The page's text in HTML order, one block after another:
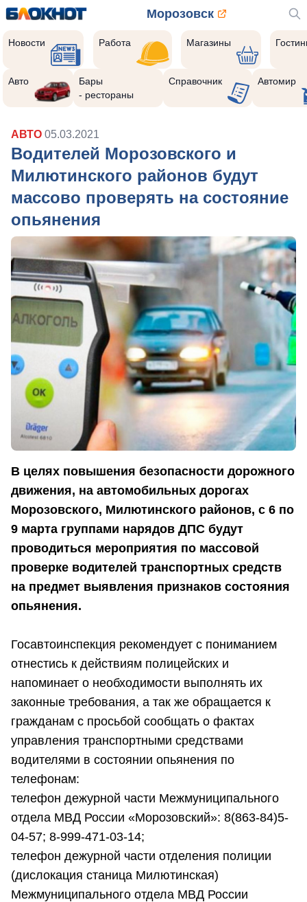
Морозовск
Новости Работа Магазины
Авто
Бары
- рестораны
Справочник Автомир
АВТО 05.03.2021
Водителей Морозовского и
Милютинского районов будут
массово проверять на состояние
опьянения
В целях повышения безопасности дорожного
движения, на автомобильных дорогах
Морозовского, Милютинского районов, с 6 по
9 марта группами нарядов ДПС будут
проводиться мероприятия по массовой
проверке водителей транспортных средств
на предмет выявления признаков состояния
опьянения.
Госавтоинспекция рекомендует с пониманием
отнестись к действиям полицейских и
напоминает о необходимости выполнять их
законные требования, а так же обращается к
гражданам с просьбой сообщать о фактах
управления транспортными средствами
водителями в состоянии опьянения по
телефонам:
телефон дежурной части Межмуниципального
отдела МВД России «Морозовский»: 8(863-84)5-
04-57; 8-999-471-03-14;
телефон дежурной части отделения полиции
(дислокация станица Милютинская)
Межмуниципального отдела МВД России